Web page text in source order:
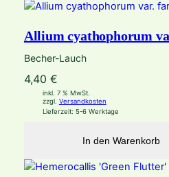
Allium cyathophorum
Becher-Lauch
4,40 €
inkl. 7 % MwSt.
zzgl. Versandkosten
Lieferzeit: 5-6 Werktage
In den Warenkorb